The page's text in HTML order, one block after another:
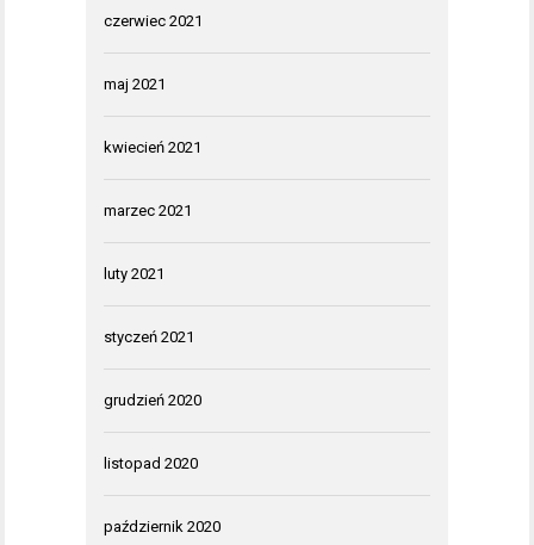
czerwiec 2021
maj 2021
kwiecień 2021
marzec 2021
luty 2021
styczeń 2021
grudzień 2020
listopad 2020
październik 2020